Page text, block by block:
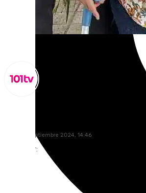
lunes, 23 septiembre 2024, 14:46
Compartir: